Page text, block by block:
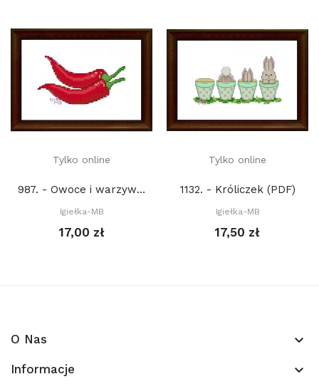
Tylko online
987. - Owoce i warzywa. Papryczki (PDF)
Igiełka-MB
17,00 zł
Tylko online
1132. - Króliczek (PDF)
Igiełka-MB
17,50 zł
O Nas keyboard_arrow_down
Informacje keyboard_arrow_down